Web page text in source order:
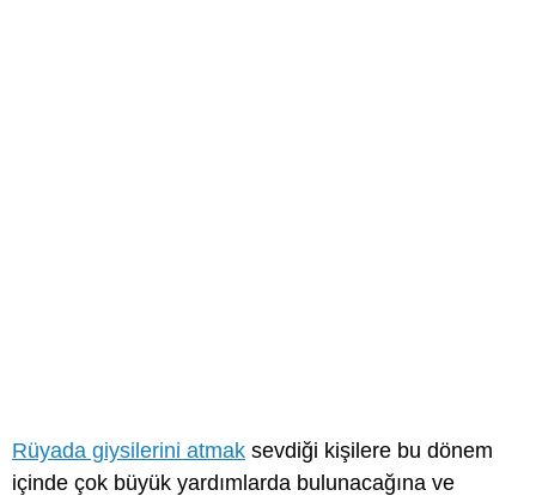
Rüyada giysilerini atmak sevdiği kişilere bu dönem
içinde çok büyük yardımlarda bulunacağına ve